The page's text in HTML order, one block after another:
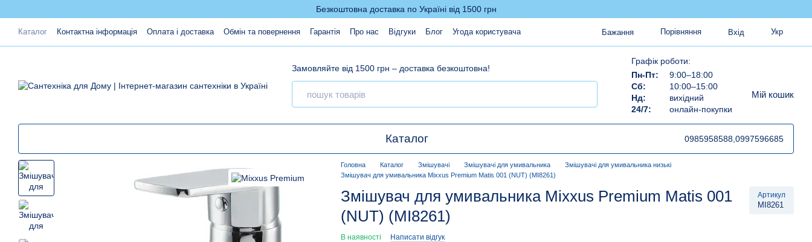
Безкоштовна доставка по Україні від 1500 грн
Каталог Контактна інформація Оплата і доставка Обмін та повернення Гарантія Про нас Відгуки Блог Угода користувача Бажання Порівняння Вхід Укр
Замовляйте від 1500 грн – доставка безкоштовна!
Графік роботи:
Пн-Пт:
9:00–18:00
Сб:
10:00–15:00
Нд:
вихідний
24/7:
онлайн-покупки
Мій кошик
Каталог 0985958588, 0997596685
Головна Каталог Змішувачі Змішувачі для умивальника
Змішувачі для умивальника низькі
Змішувач для умивальника Mixxus Premium Matis 001 (NUT) (MI8261)
Змішувач для умивальника Mixxus Premium Matis 001
(NUT) (MI8261)
Артикул
MI8261
В наявності Написати відгук